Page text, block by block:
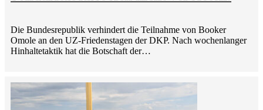
Die Bundesrepublik verhindert die Teilnahme von Booker
Omole an den UZ-Friedenstagen der DKP. Nach wochenlanger
Hinhaltetaktik hat die Botschaft der…